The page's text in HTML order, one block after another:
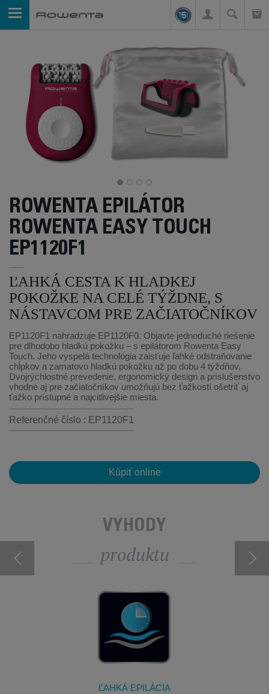
ROWENTA EPILÁTOR
ROWENTA EASY TOUCH
EP1120F1
ĽAHKÁ CESTA K HLADKEJ
POKOŽKE NA CELÉ TÝŽDNE, S
NÁSTAVCOM PRE ZAČIATOČNÍKOV
EP1120F1 nahradzuje EP1120F0. Objavte jednoduché riešenie
pre dlhodobo hladkú pokožku – s epilátorom Rowenta Easy
Touch. Jeho vyspelá technológia zaisťuje ľahké odstraňovanie
chĺpkov a zamatovo hladkú pokožku až po dobu 4 týždňov.
Dvojrýchlostné prevedenie, ergonomický design a príslušenstvo
vhodné aj pre začiatočníkov umožňujú bez ťažkostí ošetriť aj
ťažko prístupné a najcitlivejšie miesta.
Referenčné číslo : EP1120F1
Kúpiť online
VÝHODY
produktu
ĽAHKÁ EPILÁCIA